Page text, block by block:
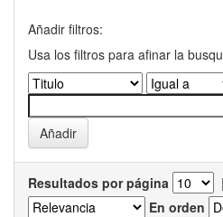
Añadir filtros:
Usa los filtros para afinar la
Resultados por página |
En orden